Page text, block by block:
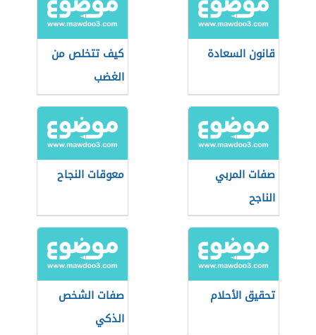
قانون السعادة
كيف تتخلص من
الغضب
صفات المربي
الناجح
معوقات النجاح
تحقيق الأحلام
صفات الشخص
الذكي